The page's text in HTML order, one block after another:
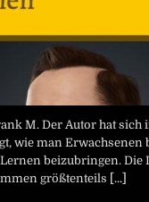
M. Der Autor hat sich
wie man Erwachsenen
beizubringen. Die
größtenteils [...]